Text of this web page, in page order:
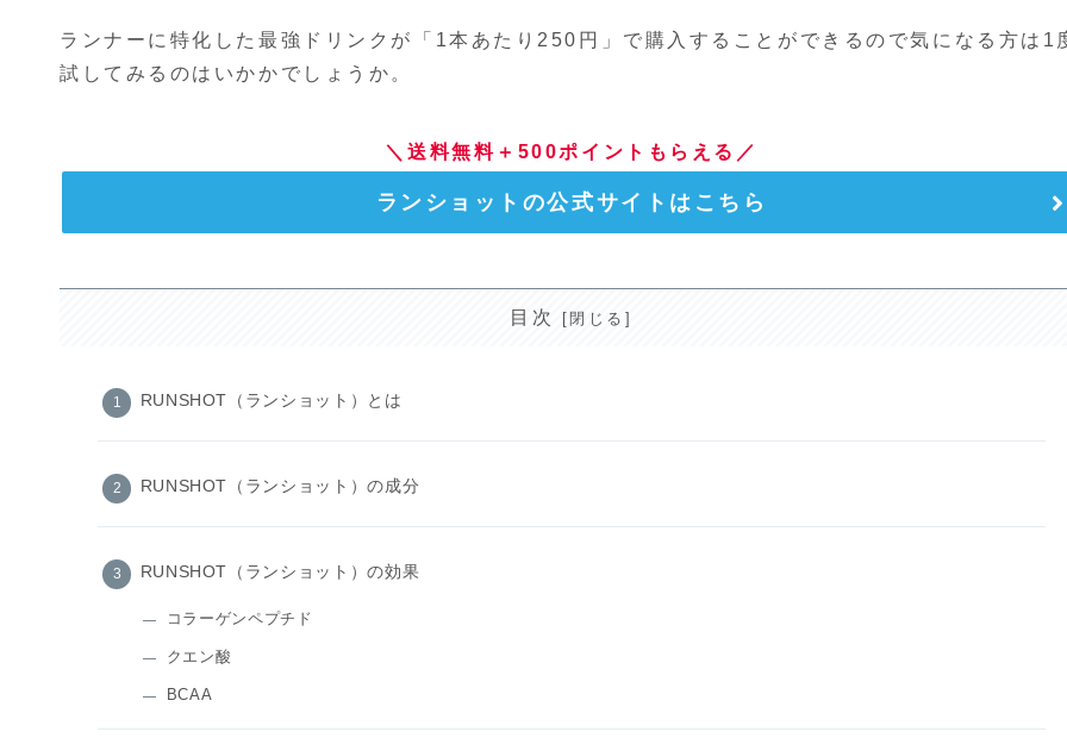
ランナーに特化した最強ドリンクが「1本あたり250円」で購入することができるので気になる方は1
試してみるのはいかかでしょうか。
＼送料無料＋500ポイントもらえる／
ランショットの公式サイトはこちら
目次
RUNSHOT（ランショット）とは
RUNSHOT（ランショット）の成分
RUNSHOT（ランショット）の効果
コラーゲンペプチド
クエン酸
BCAA